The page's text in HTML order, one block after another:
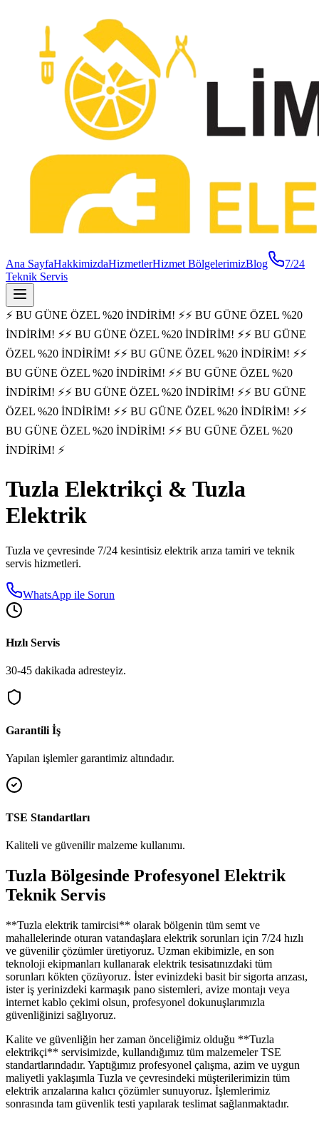
Ana SayfaHakkimizdaHizmetlerHizmet BölgelerimizBlog
7/24
Teknik Servis
⚡ BU GÜNE ÖZEL %20 İNDİRİM! ⚡⚡ BU GÜNE ÖZEL %20
İNDİRİM! ⚡⚡ BU GÜNE ÖZEL %20 İNDİRİM! ⚡⚡ BU GÜNE
ÖZEL %20 İNDİRİM! ⚡⚡ BU GÜNE ÖZEL %20 İNDİRİM! ⚡⚡
BU GÜNE ÖZEL %20 İNDİRİM! ⚡⚡ BU GÜNE ÖZEL %20
İNDİRİM! ⚡⚡ BU GÜNE ÖZEL %20 İNDİRİM! ⚡⚡ BU GÜNE
ÖZEL %20 İNDİRİM! ⚡⚡ BU GÜNE ÖZEL %20 İNDİRİM! ⚡⚡
BU GÜNE ÖZEL %20 İNDİRİM! ⚡⚡ BU GÜNE ÖZEL %20
İNDİRİM! ⚡
Tuzla Elektrikçi & Tuzla
Elektrik
Tuzla ve çevresinde 7/24 kesintisiz elektrik arıza tamiri ve teknik
servis hizmetleri.
WhatsApp ile Sorun
Hızlı Servis
30-45 dakikada adresteyiz.
Garantili İş
Yapılan işlemler garantimiz altındadır.
TSE Standartları
Kaliteli ve güvenilir malzeme kullanımı.
Tuzla Bölgesinde Profesyonel Elektrik
Teknik Servis
**Tuzla elektrik tamircisi** olarak bölgenin tüm semt ve
mahallelerinde oturan vatandaşlara elektrik sorunları için 7/24 hızlı
ve güvenilir çözümler üretiyoruz. Uzman ekibimizle, en son
teknoloji ekipmanları kullanarak elektrik tesisatınızdaki tüm
sorunları kökten çözüyoruz. İster evinizdeki basit bir sigorta arızası,
ister iş yerinizdeki karmaşık pano sistemleri, avize montajı veya
internet kablo çekimi olsun, profesyonel dokunuşlarımızla
güvenliğinizi sağlıyoruz.
Kalite ve güvenliğin her zaman önceliğimiz olduğu **Tuzla
elektrikçi** servisimizde, kullandığımız tüm malzemeler TSE
standartlarındadır. Yaptığımız profesyonel çalışma, azim ve uygun
maliyetli yaklaşımla Tuzla ve çevresindeki müşterilerimizin tüm
elektrik arızalarına kalıcı çözümler sunuyoruz. İşlemlerimiz
sonrasında tam güvenlik testi yapılarak teslimat sağlanmaktadır.